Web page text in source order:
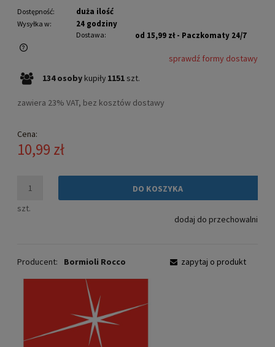
Dostępność: duża ilość
Wysyłka w: 24 godziny
Dostawa: od 15,99 zł - Paczkomaty 24/7
Cena nie zawiera ewentualnych kosztów płatności
sprawdź formy dostawy
134 osoby kupiły 1151 szt.
zawiera 23% VAT, bez kosztów dostawy
Cena:
10,99 zł
szt.
DO KOSZYKA
dodaj do przechowalni
Producent: Bormioli Rocco zapytaj o produkt